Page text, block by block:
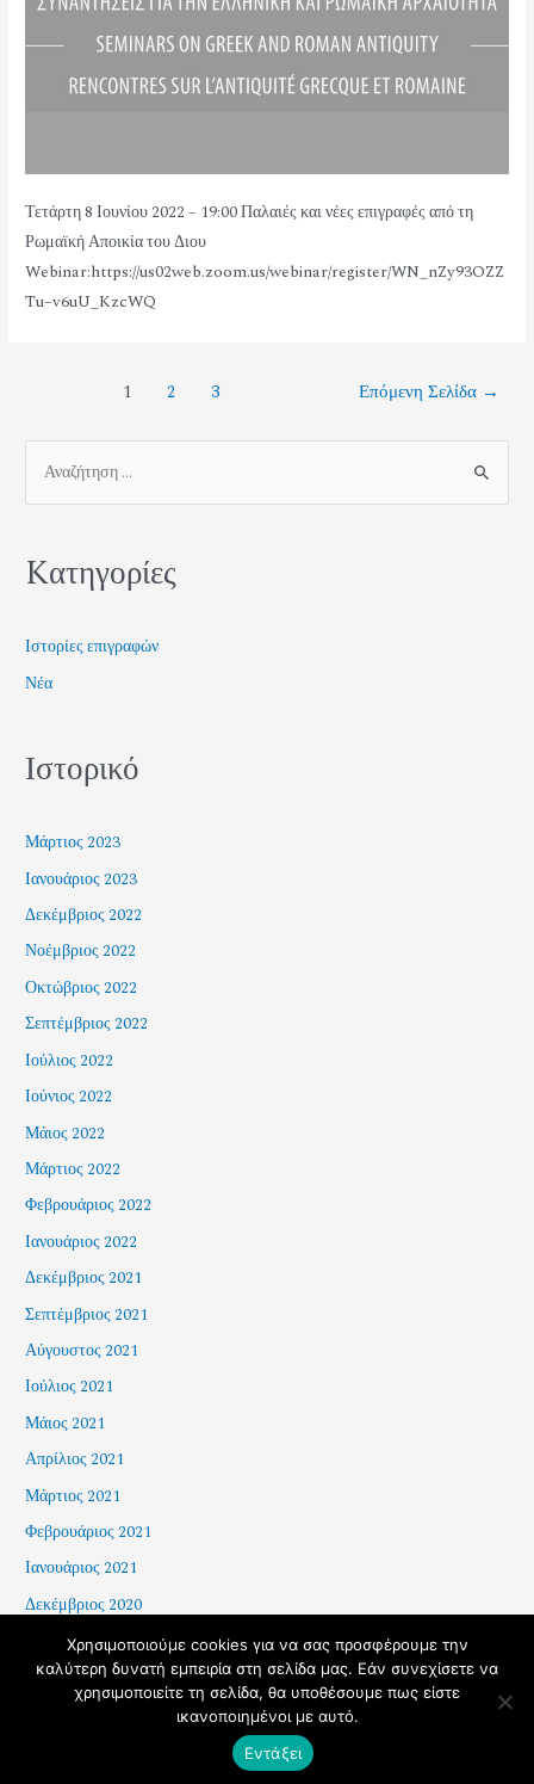
Τετάρτη 8 Ιουνίου 2022 – 19:00 Παλαιές και νέες επιγραφές από τη
Ρωμαϊκή Αποικία του Διου
Webinar:https://us02web.zoom.us/webinar/register/WN_nZy93OZZ
Tu–v6uU_KzcWQ
1 2 3 Επόμενη Σελίδα →
Kατηγορίες
Ιστορίες επιγραφών
Νέα
Ιστορικό
Μάρτιος 2023
Ιανουάριος 2023
Δεκέμβριος 2022
Νοέμβριος 2022
Οκτώβριος 2022
Σεπτέμβριος 2022
Ιούλιος 2022
Ιούνιος 2022
Μάιος 2022
Μάρτιος 2022
Φεβρουάριος 2022
Ιανουάριος 2022
Δεκέμβριος 2021
Σεπτέμβριος 2021
Αύγουστος 2021
Ιούλιος 2021
Μάιος 2021
Απρίλιος 2021
Μάρτιος 2021
Φεβρουάριος 2021
Ιανουάριος 2021
Δεκέμβριος 2020
Copyright © 2026 School of History and Archaeology - AUTh |
Developed byimpworks
Χρησιμοποιούμε cookies για να σας προσφέρουμε την
καλύτερη δυνατή εμπειρία στη σελίδα μας. Εάν συνεχίσετε να
χρησιμοποιείτε τη σελίδα, θα υποθέσουμε πως είστε
ικανοποιημένοι με αυτό.
Εντάξει